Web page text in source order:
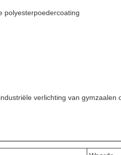
polyesterpoedercoating
verlichting van gymzaalen